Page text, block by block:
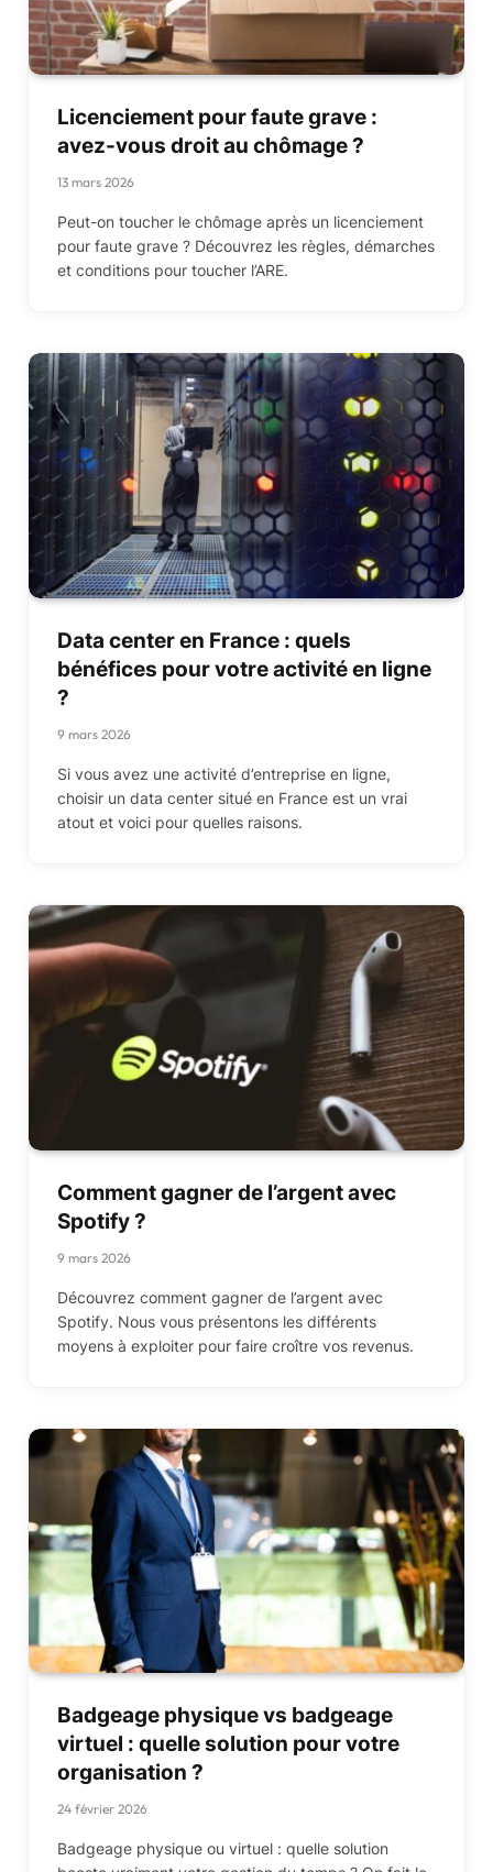
Licenciement pour faute grave :
avez-vous droit au chômage ?
13 mars 2026
Peut-on toucher le chômage après un licenciement
pour faute grave ? Découvrez les règles, démarches
et conditions pour toucher l’ARE.
Data center en France : quels
bénéfices pour votre activité en ligne
?
9 mars 2026
Si vous avez une activité d’entreprise en ligne,
choisir un data center situé en France est un vrai
atout et voici pour quelles raisons.
Comment gagner de l’argent avec
Spotify ?
9 mars 2026
Découvrez comment gagner de l’argent avec
Spotify. Nous vous présentons les différents
moyens à exploiter pour faire croître vos revenus.
Badgeage physique vs badgeage
virtuel : quelle solution pour votre
organisation ?
24 février 2026
Badgeage physique ou virtuel : quelle solution